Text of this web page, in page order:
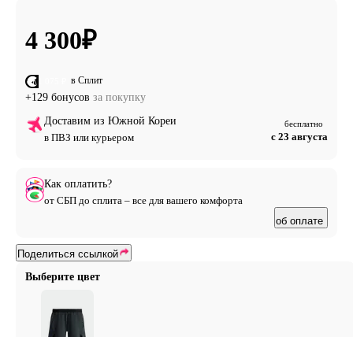
Выберите цвет
4 300₽
от 1 075 ₽ в Сплит
+129 бонусов за покупку
Доставим из Южной Кореи
в ПВЗ или курьером
бесплатно
с 23 августа
Как оплатить?
от СБП до сплита – все для вашего комфорта
об оплате
Поделиться ссылкой